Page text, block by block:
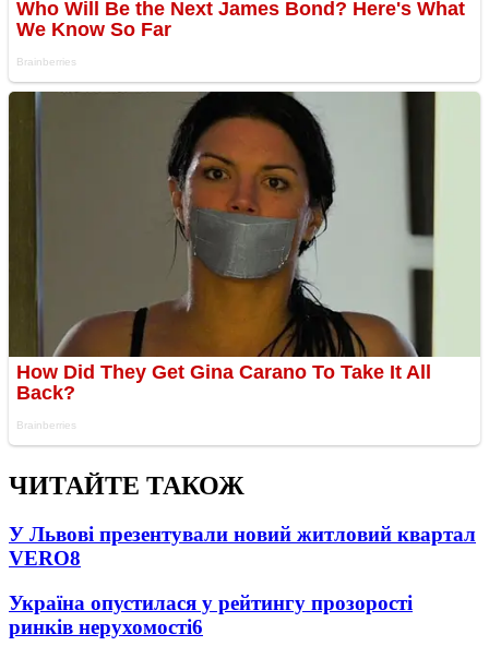
ЧИТАЙТЕ ТАКОЖ
У Львові презентували новий житловий квартал
VERO8
Україна опустилася у рейтингу прозорості
ринків нерухомості6